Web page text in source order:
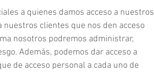
a quienes damos acceso a nuestros
nuestros clientes que nos den acceso
nosotros podremos administrar,
Además, podemos dar acceso a
de acceso personal a cada uno de